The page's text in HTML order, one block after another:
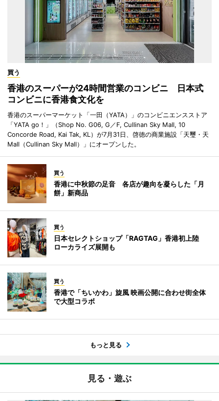
買う
香港のスーパーが24時間営業のコンビニ 日本式
コンビニに香港食文化を
香港のスーパーマーケット「一田（YATA）」のコンビニエンスストア
「YATA go！」（Shop No. G06, G／F, Cullinan Sky Mall, 10
Concorde Road, Kai Tak, KL）が7月31日、啓徳の商業施設「天璽・天
Mall（Cullinan Sky Mall）」にオープンした。
買う
香港に中秋節の足音 各店が趣向を凝らした「月
餅」新商品
買う
日本セレクトショップ「RAGTAG」香港初上陸
ローカライズ展開も
買う
香港で「ちいかわ」旋風 映画公開に合わせ街全体
で大型コラボ
もっと見る
見る・遊ぶ